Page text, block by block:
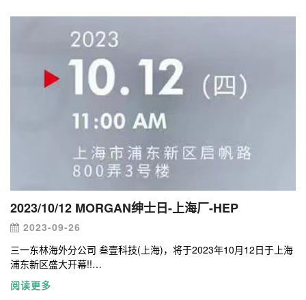
2023/10/12 MORGAN绅士日-上海厂-HEP
2023-09-26
三一东林海外分公司 叁壹科技(上海)，将于2023年10月12日于上海
浦东新区盛大开幕!!
叁壹科技上海展厅全场灯光选用三一东林子公司-三一照明科技（台
北）之照明产品，
阅读更多